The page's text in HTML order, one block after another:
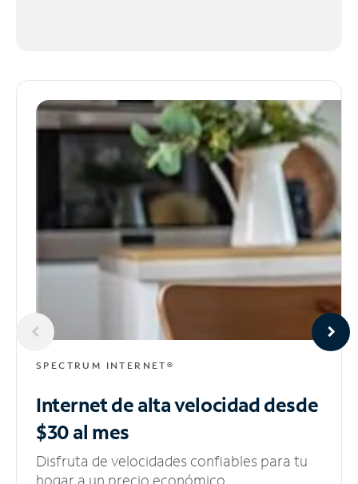
SPECTRUM INTERNET®
Internet de alta velocidaddesde
$30 al mes
Disfruta de velocidades confiables para tu
hogar a un precio económico.